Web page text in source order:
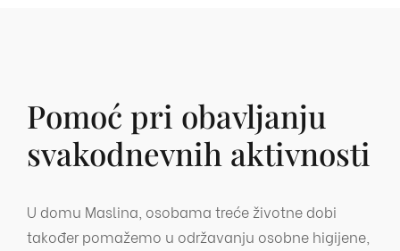
Pomoć pri obavljanju
svakodnevnih aktivnosti
U domu Maslina, osobama treće životne dobi
također pomažemo u održavanju osobne higijene,